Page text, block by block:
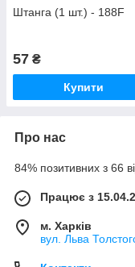
Штанга (1 шт.) - 188F
57 ₴
Купити
Про нас
84% позитивних з 66
Працює з
м. Харків
вул. Льва